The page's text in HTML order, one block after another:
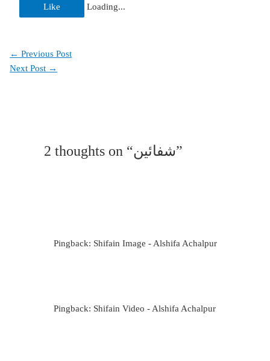
Like Loading...
← Previous Post
Next Post →
2 thoughts on “شفائین”
Pingback: Shifain Image - Alshifa Achalpur
Pingback: Shifain Video - Alshifa Achalpur